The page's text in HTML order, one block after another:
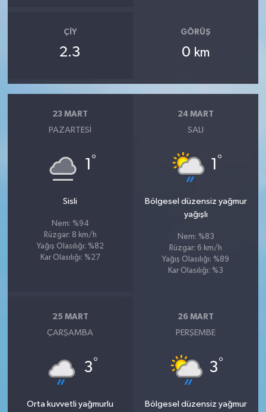
ÇIY
2.3
GÖRÜŞ
0 km
23 MART
PAZARTESI
1 °
Sisli
Nem: %94
Rüzgar: 8 km/h
Yağış Olasılığı: %82
Kar Olasılığı: %27
24 MART
SALI
1 °
Bölgesel düzensiz yağmur
yağışlı
Nem: %83
Rüzgar: 6 km/h
Yağış Olasılığı: %89
Kar Olasılığı: %3
25 MART
ÇARŞAMBA
3°
Orta kuvvetli yağmurlu
26 MART
PERŞEMBE
3°
Bölgesel düzensiz yağmur